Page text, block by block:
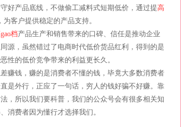
好产品底线，不做偷工减料式短期低价，通过提高
客户提供稳定的产品支持。
档产品生产和销售带来的口碑、信任是推动企业
源，虽然错过了电商时代低价货品红利，得到的是
性的低价竞争带来的利益更长久。
钱，赚的是消费者不懂的钱，毕竟大多数消费者
是外行，正应了一句话，穷人的钱好骗不好赚。靠
，所以我们要科普，我们的公众号会有很多相关知
消费者因为懂行才选择我们。